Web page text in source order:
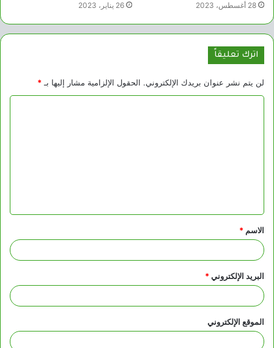
28 أغسطس، 2023 26 يناير، 2023
اترك تعليقاً
لن يتم نشر عنوان بريدك الإلكتروني. الحقول الإلزامية مشار إليها بـ*
ق
*
الاسم *
البريد الإلكتروني*
الموقع الإلكتروني